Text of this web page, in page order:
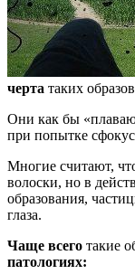
черта таких
Они как бы
при попытке
Многие считают,
волоски, но в
образования,
глаза.
Чаще всего такие
патологиях: